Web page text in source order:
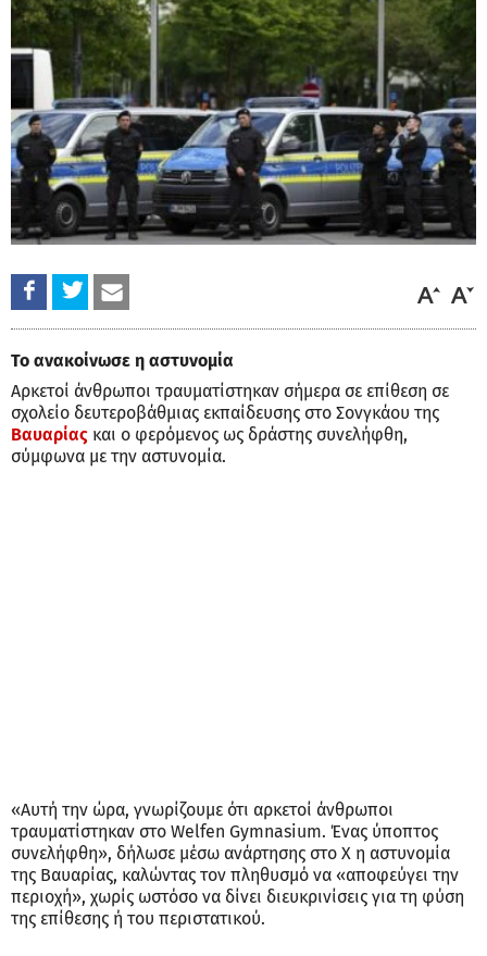
Το ανακοίνωσε η αστυνομία
Αρκετοί άνθρωποι τραυματίστηκαν σήμερα σε επίθεση σε
σχολείο δευτεροβάθμιας εκπαίδευσης στο Σονγκάου της
Βαυαρίας και ο φερόμενος ως δράστης συνελήφθη,
σύμφωνα με την αστυνομία.
«Αυτή την ώρα, γνωρίζουμε ότι αρκετοί άνθρωποι
τραυματίστηκαν στο Welfen Gymnasium. Ένας ύποπτος
συνελήφθη», δήλωσε μέσω ανάρτησης στο Χ η αστυνομία
της Βαυαρίας, καλώντας τον πληθυσμό να «αποφεύγει την
περιοχή», χωρίς ωστόσο να δίνει διευκρινίσεις για τη φύση
της επίθεσης ή του περιστατικού.